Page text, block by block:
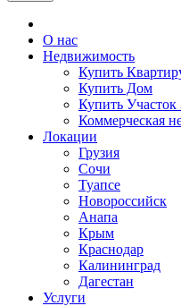
О нас
Недвижимость
Купить
Купить Дом
Купить Участок
Коммерческая
Локации
Грузия
Сочи
Туапсе
Новороссийск
Анапа
Крым
Краснодар
Калининград
Дагестан
Услуги